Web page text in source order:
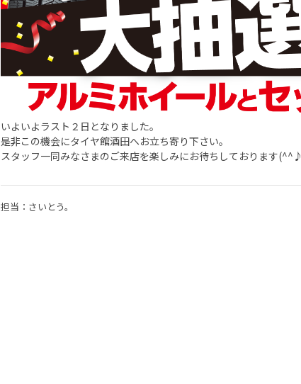
いよいよラスト２日となりました。
是非この機会にタイヤ館酒田へお立ち寄り下さい。
スタッフ一同みなさまのご来店を楽しみにお待ちしております(^^♪
担当：さいとう。